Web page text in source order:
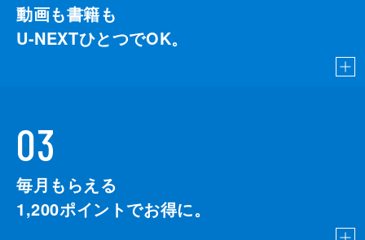
動画も書籍も
U-NEXTひとつでOK。
03
毎月もらえる
1,200ポイントでお得に。